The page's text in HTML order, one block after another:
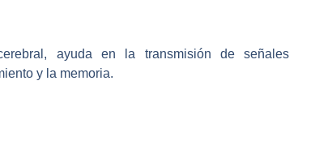
ayuda en la transmisión de señales
y la memoria.